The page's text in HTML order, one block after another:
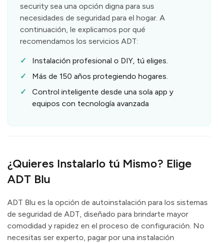
security sea una opción digna para sus
necesidades de seguridad para el hogar. A
continuación, le explicamos por qué
recomendamos los servicios ADT:
Instalación profesional o DIY, tú eliges.
Más de 150 años protegiendo hogares.
Control inteligente desde una sola app y
equipos con tecnología avanzada
¿Quieres Instalarlo tú Mismo? Elige
ADT Blu
ADT Blu es la opción de autoinstalación para los sistemas
de seguridad de ADT, diseñado para brindarte mayor
comodidad y rapidez en el proceso de configuración. No
necesitas ser experto, pagar por una instalación